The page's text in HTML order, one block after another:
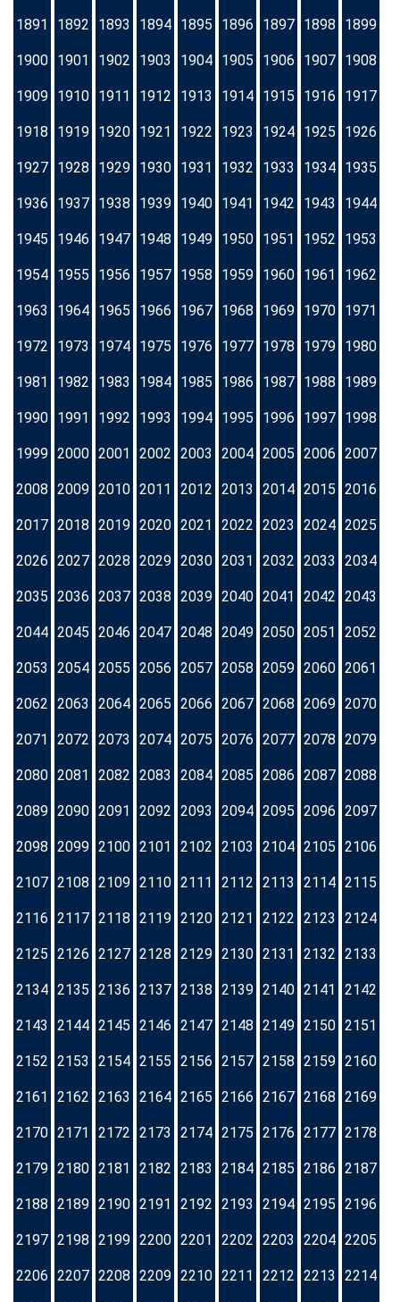
1891 1892 1893 1894 1895 1896 1897 1898 1899
1900 1901 1902 1903 1904 1905 1906 1907 1908
1909 1910 1911 1912 1913 1914 1915 1916 1917
1918 1919 1920 1921 1922 1923 1924 1925 1926
1927 1928 1929 1930 1931 1932 1933 1934 1935
1936 1937 1938 1939 1940 1941 1942 1943 1944
1945 1946 1947 1948 1949 1950 1951 1952 1953
1954 1955 1956 1957 1958 1959 1960 1961 1962
1963 1964 1965 1966 1967 1968 1969 1970 1971
1972 1973 1974 1975 1976 1977 1978 1979 1980
1981 1982 1983 1984 1985 1986 1987 1988 1989
1990 1991 1992 1993 1994 1995 1996 1997 1998
1999 2000 2001 2002 2003 2004 2005 2006 2007
2008 2009 2010 2011 2012 2013 2014 2015 2016
2017 2018 2019 2020 2021 2022 2023 2024 2025
2026 2027 2028 2029 2030 2031 2032 2033 2034
2035 2036 2037 2038 2039 2040 2041 2042 2043
2044 2045 2046 2047 2048 2049 2050 2051 2052
2053 2054 2055 2056 2057 2058 2059 2060 2061
2062 2063 2064 2065 2066 2067 2068 2069 2070
2071 2072 2073 2074 2075 2076 2077 2078 2079
2080 2081 2082 2083 2084 2085 2086 2087 2088
2089 2090 2091 2092 2093 2094 2095 2096 2097
2098 2099 2100 2101 2102 2103 2104 2105 2106
2107 2108 2109 2110 2111 2112 2113 2114 2115
2116 2117 2118 2119 2120 2121 2122 2123 2124
2125 2126 2127 2128 2129 2130 2131 2132 2133
2134 2135 2136 2137 2138 2139 2140 2141 2142
2143 2144 2145 2146 2147 2148 2149 2150 2151
2152 2153 2154 2155 2156 2157 2158 2159 2160
2161 2162 2163 2164 2165 2166 2167 2168 2169
2170 2171 2172 2173 2174 2175 2176 2177 2178
2179 2180 2181 2182 2183 2184 2185 2186 2187
2188 2189 2190 2191 2192 2193 2194 2195 2196
2197 2198 2199 2200 2201 2202 2203 2204 2205
2206 2207 2208 2209 2210 2211 2212 2213 2214